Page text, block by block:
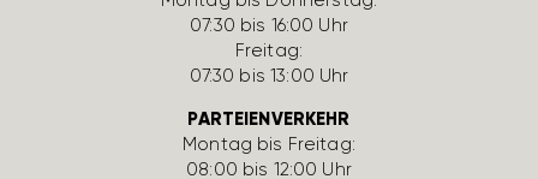
07:30 bis 16:00 Uhr
Freitag:
07:30 bis 13:00 Uhr
PARTEIENVERKEHR
Montag bis Freitag:
08:00 bis 12:00 Uhr